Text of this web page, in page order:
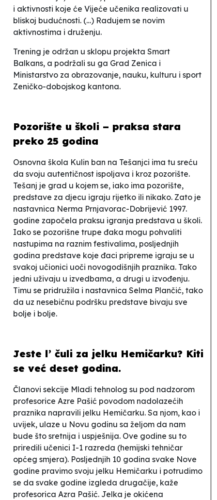
i aktivnosti koje će Vijeće učenika realizovati u
bliskoj budućnosti. (…) Radujem se novim
aktivnostima i druženju.
Trening je održan u sklopu projekta Smart
Balkans, a podržali su ga Grad Zenica i
Ministarstvo za obrazovanje, nauku, kulturu i sport
Zeničko-dobojskog kantona.
Pozorište u školi – praksa stara
preko 25 godina
Osnovna škola Kulin ban na Tešanjci ima tu sreću
da svoju autentičnost ispoljava i kroz pozorište.
Tešanj je grad u kojem se, iako ima pozorište,
predstave za djecu igraju rijetko ili nikako. Zato je
nastavnica Nerma Prnjavorac-Dobrijević 1997.
godine započela praksu igranja predstava u školi.
Iako se pozorišne trupe đaka mogu pohvaliti
nastupima na raznim festivalima, posljednjih
godina predstave koje đaci pripreme igraju se u
svakoj učionici uoči novogodišnjih praznika. Tako
jedni uživaju u izvedbama, a drugi u izvođenju.
Timu se pridružila i nastavnica Selma Plančić, tako
da uz nesebičnu podršku predstave bivaju sve
bolje i bolje.
Jeste l’ čuli za jelku Hemičarku? Kiti
se već deset godina.
Članovi sekcije Mladi tehnolog su pod nadzorom
profesorice Azre Pašić povodom nadolazećih
praznika napravili jelku Hemičarku. Sa njom, kao i
uvijek, ulaze u Novu godinu sa željom da nam
bude što sretnija i uspješnija. Ove godine su to
priredili učenici I-1 razreda (hemijski tehničar
općeg smjera). Posljednjih 10 godina svake Nove
godine pravimo svoju jelku Hemičarku i potrudimo
se da svake godine izgleda drugačije, kaže
profesorica Azra Pašić. Jelka je okićena